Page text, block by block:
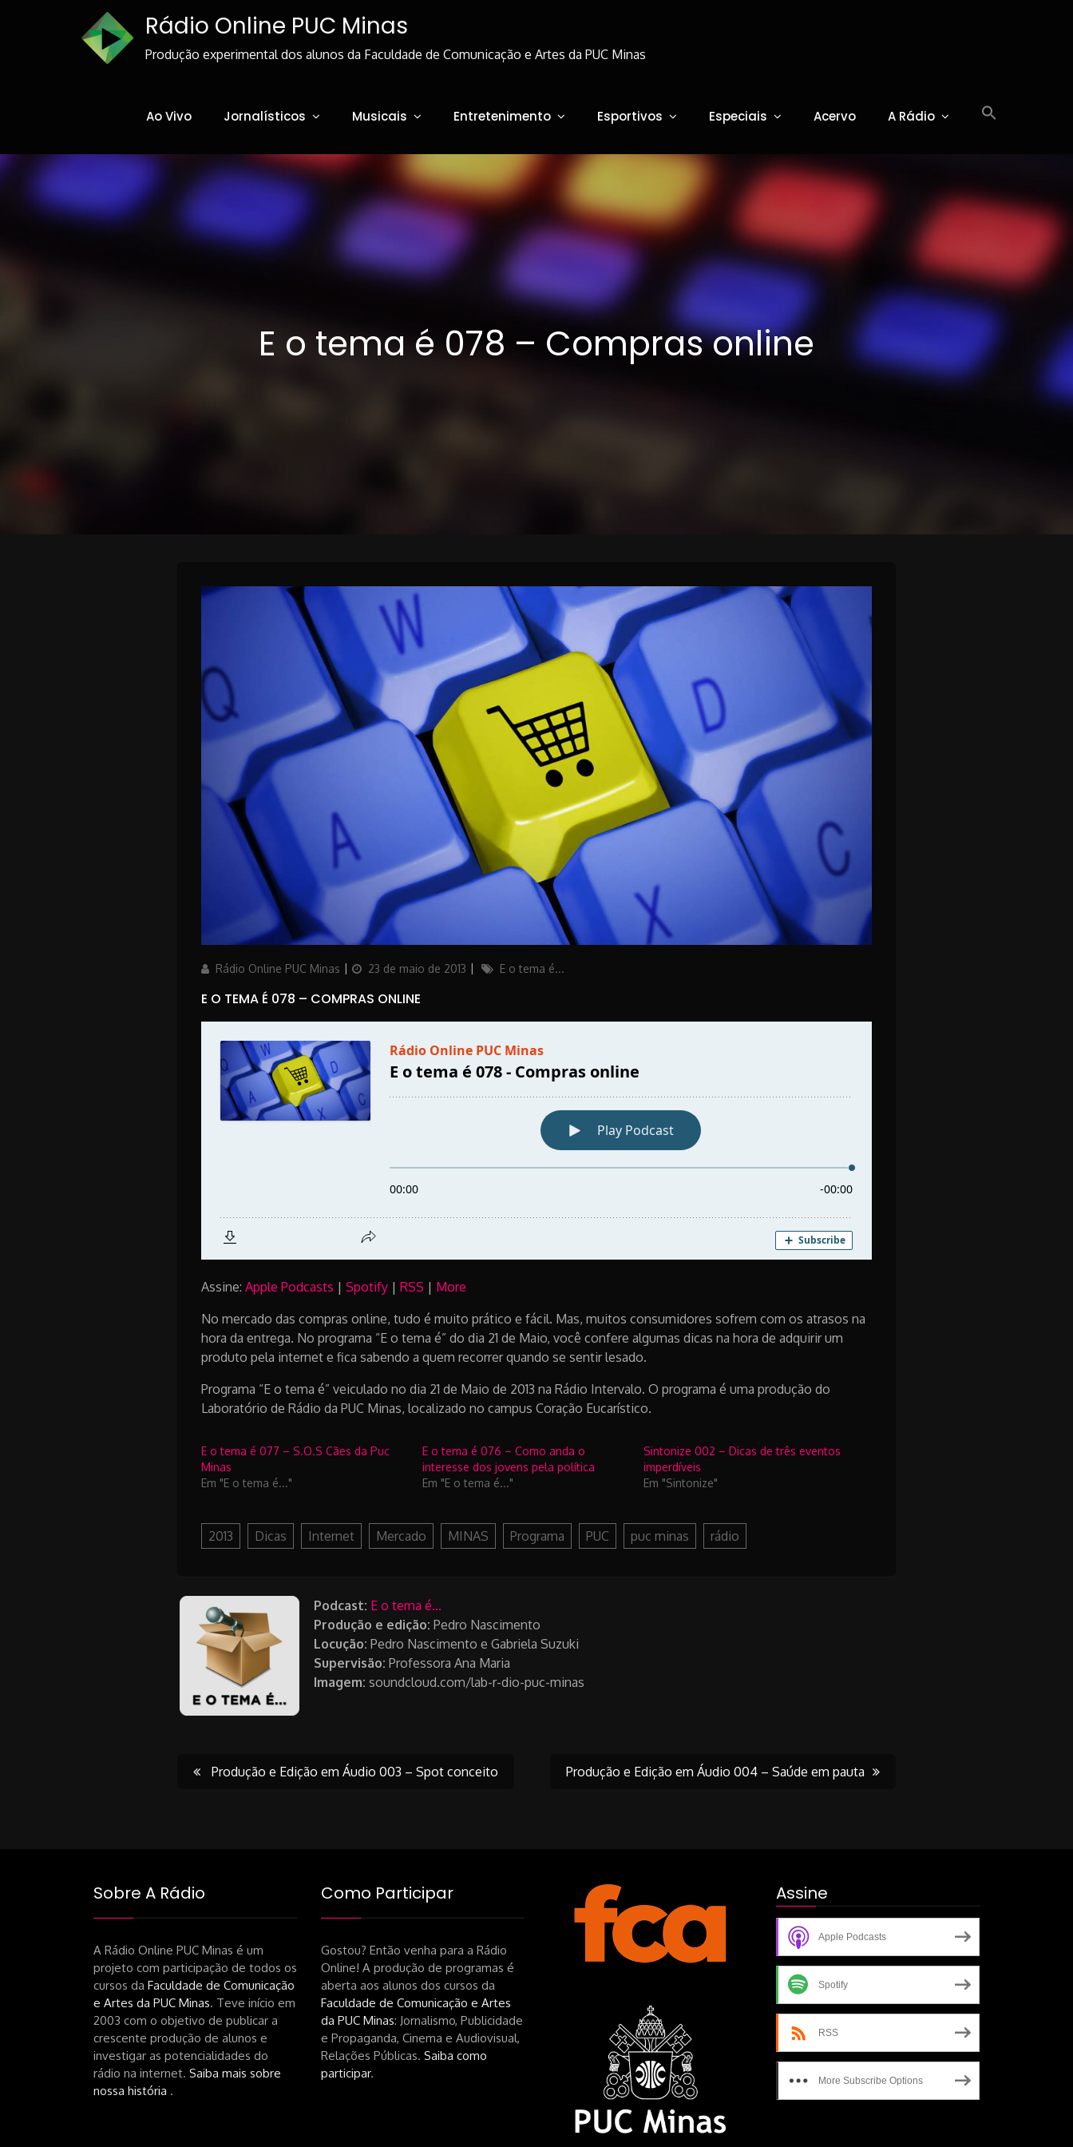
Rádio Online PUC Minas
Produção experimental dos alunos da Faculdade de Comunicação e Artes da PUC Minas
Ao Vivo Jornalísticos Musicais Entretenimento Esportivos Especiais Acervo A Rádio
E o tema é 078 – Compras online
AuthorRádio Online PUC Minas
Posted23 de maio de 2013 Categories
E o tema é...
E O TEMA É 078 – COMPRAS ONLINE
Assine: Apple Podcasts | Spotify | RSS | More
No mercado das compras online, tudo é muito prático e fácil. Mas, muitos consumidores sofrem com os atrasos na
hora da entrega. No programa “E o tema é” do dia 21 de Maio, você confere algumas dicas na hora de adquirir um
produto pela internet e fica sabendo a quem recorrer quando se sentir lesado.
Programa “E o tema é” veiculado no dia 21 de Maio de 2013 na Rádio Intervalo. O programa é uma produção do
Laboratório de Rádio da PUC Minas, localizado no campus Coração Eucarístico.
E o tema é 077 – S.O.S Cães da Puc
Minas
Em "E o tema é..."
E o tema é 076 – Como anda o
interesse dos jovens pela política
Em "E o tema é..."
Sintonize 002 – Dicas de três eventos
imperdíveis
Em "Sintonize"
2013 Dicas Internet Mercado MINAS Programa PUC puc minas rádio
Podcast: E o tema é...
Produção e edição: Pedro Nascimento
Locução: Pedro Nascimento e Gabriela Suzuki
Supervisão: Professora Ana Maria
Imagem: soundcloud.com/lab-r-dio-puc-minas
Post
Produção e Edição em Áudio 003 – Spot conceito Produção e Edição em Áudio 004 – Saúde em pauta
Sobre A Rádio
A Rádio Online PUC Minas é um
projeto com participação de todos os
cursos da Faculdade de Comunicação
e Artes da PUC Minas. Teve início em
2003 com o objetivo de publicar a
crescente produção de alunos e
investigar as potencialidades do
rádio na internet. Saiba mais sobre
nossa história .
Como Participar
Gostou? Então venha para a Rádio
Online! A produção de programas é
aberta aos alunos dos cursos da
Faculdade de Comunicação e Artes
da PUC Minas: Jornalismo, Publicidade
e Propaganda, Cinema e Audiovisual,
Relações Públicas. Saiba como
participar.
Assine
Apple Podcasts
Spotify
RSS
More Subscribe Options